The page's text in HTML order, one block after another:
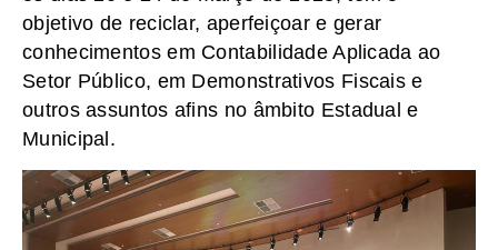
objetivo de reciclar, aperfeiçoar e gerar
conhecimentos em Contabilidade Aplicada ao
Setor Público, em Demonstrativos Fiscais e
outros assuntos afins no âmbito Estadual e
Municipal.